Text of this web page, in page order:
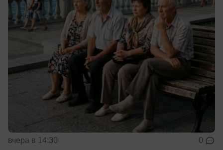
вчера в 14:30 0